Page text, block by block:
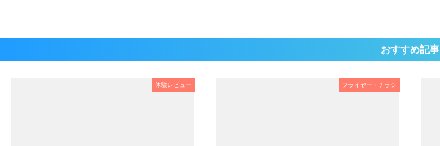
おすすめ記事
体験レビュー フライヤー・チラシ